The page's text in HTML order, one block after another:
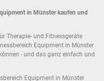
in Münster kaufen und
Therapie- und Fitnessgeräte
Equipment in Münster
- und das ganz einfach und
Equipment in Münster